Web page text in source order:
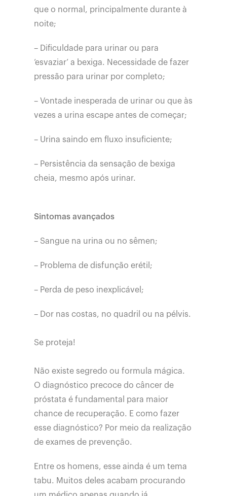
que o normal, principalmente durante à
noite;
– Dificuldade para urinar ou para
‘esvaziar’ a bexiga. Necessidade de fazer
pressão para urinar por completo;
– Vontade inesperada de urinar ou que às
vezes a urina escape antes de começar;
– Urina saindo em fluxo insuficiente;
– Persistência da sensação de bexiga
cheia, mesmo após urinar.
Sintomas avançados
– Sangue na urina ou no sêmen;
– Problema de disfunção erétil;
– Perda de peso inexplicável;
– Dor nas costas, no quadril ou na pélvis.
Se proteja!
Não existe segredo ou formula mágica.
O diagnóstico precoce do câncer de
próstata é fundamental para maior
chance de recuperação. E como fazer
esse diagnóstico? Por meio da realização
de exames de prevenção.
Entre os homens, esse ainda é um tema
tabu. Muitos deles acabam procurando